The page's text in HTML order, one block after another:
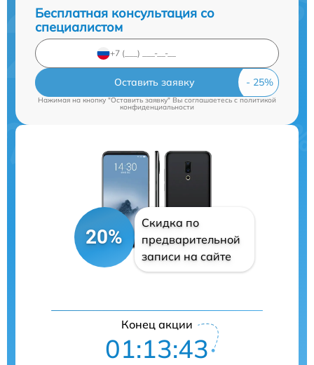
Бесплатная консультация со
специалистом
Оставить заявку
Нажимая на кнопку "Оставить заявку" Вы соглашаетесь cполитикой
конфиденциальности
20%
Скидка по
предварительной
записи на сайте
Конец акции
01:13:42